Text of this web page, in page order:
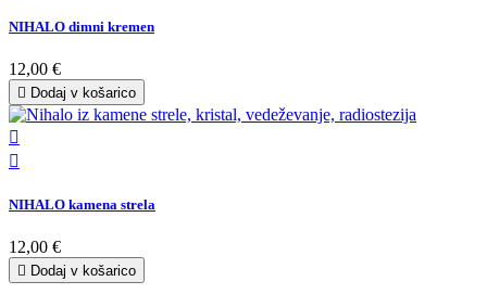
NIHALO dimni kremen
12,00 €
 Dodaj v košarico


NIHALO kamena strela
12,00 €
 Dodaj v košarico